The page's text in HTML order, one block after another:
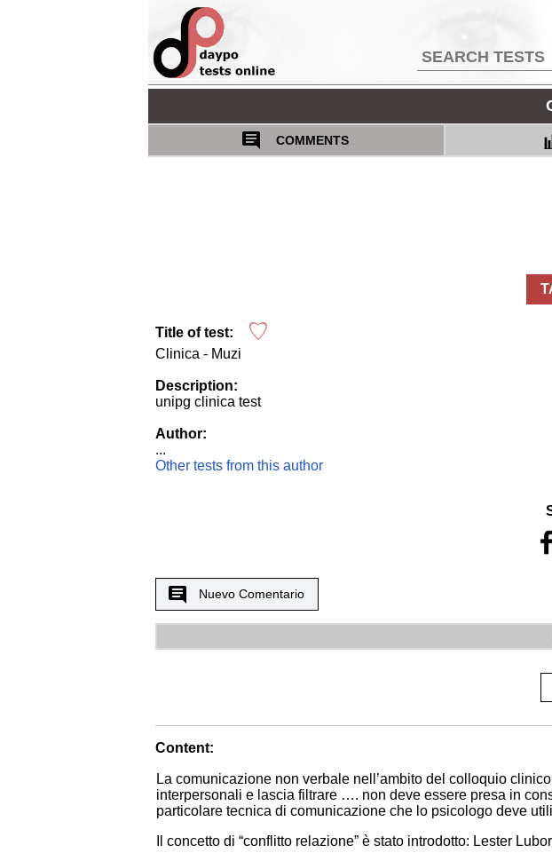
COMMENTS
Title of test:
Clinica - Muzi
Description:
unipg clinica test
Author:
...
Other tests from this author
Nuevo Comentario
Content:
La comunicazione non verbale nell’ambito del colloquio
interpersonali e lascia filtrare …. non deve essere presa in
particolare tecnica di comunicazione che lo psicologo deve
Il concetto di “conflitto relazione” è stato introdotto: Lester